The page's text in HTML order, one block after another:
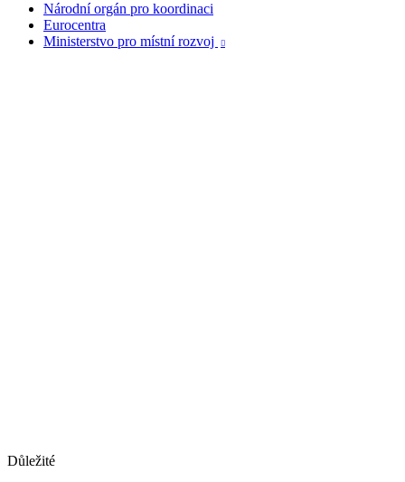
Národní orgán pro koordinaci
Eurocentra
Ministerstvo pro místní rozvoj

Důležité